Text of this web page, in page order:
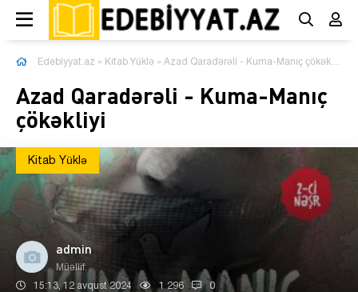
Edebiyyat.az » Kitab Yüklə » Azad Qaradərəli - Kuma-Manıç çökəkliyi
Azad Qaradərəli - Kuma-Manıç
çökəkliyi
Kitab Yüklə
admin
Müəllif:
15:13, 12 avqust 2024 1 296 0